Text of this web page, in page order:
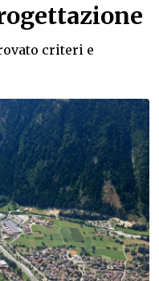
criteri e